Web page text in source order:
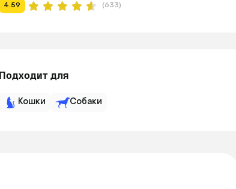
4.59 (633)
Подходит для
Кошки Собаки